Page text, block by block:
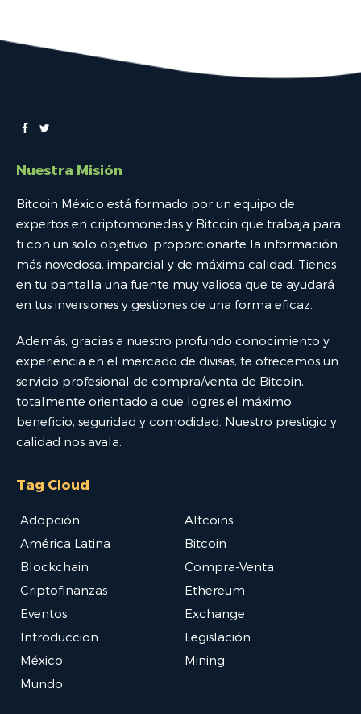
Nuestra Misión
Bitcoin México está formado por un equipo de
expertos en criptomonedas y Bitcoin que trabaja para
ti con un solo objetivo: proporcionarte la información
más novedosa, imparcial y de máxima calidad. Tienes
en tu pantalla una fuente muy valiosa que te ayudará
en tus inversiones y gestiones de una forma eficaz.
Además, gracias a nuestro profundo conocimiento y
experiencia en el mercado de divisas, te ofrecemos un
servicio profesional de compra/venta de Bitcoin,
totalmente orientado a que logres el máximo
beneficio, seguridad y comodidad. Nuestro prestigio y
calidad nos avala.
Tag Cloud
Adopción
Altcoins
América Latina
Bitcoin
Blockchain
Compra-Venta
Criptofinanzas
Ethereum
Eventos
Exchange
Introduccion
Legislación
México
Mining
Mundo